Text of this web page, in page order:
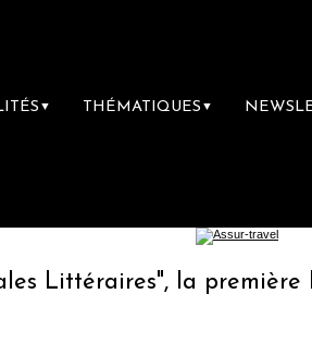
▼ THÉMATIQUES ▼
Littéraires", la première